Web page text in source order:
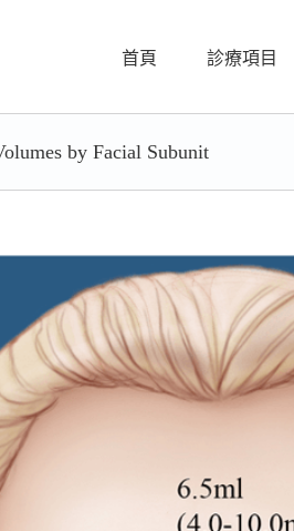
首頁 診療項目
by Facial Subunit